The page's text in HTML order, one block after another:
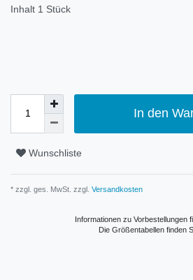
Inhalt 1 Stück
In den
Wunschliste
* zzgl. ges. MwSt. zzgl. Versandkosten
Informationen zu Vorbestellungen
Die Größentabellen finden